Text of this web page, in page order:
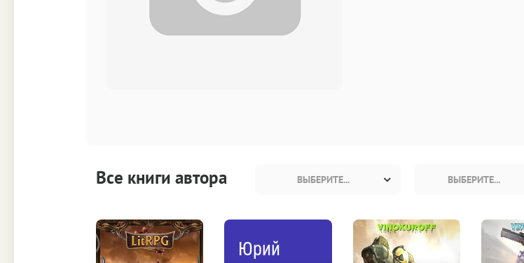
Все книги автора ВЫБЕРИТЕ... ВЫБЕРИТЕ...
Юрий